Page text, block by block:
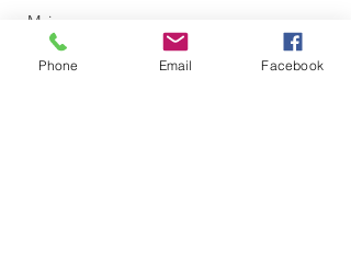
Maio
2023
Abril
Phone Email Facebook